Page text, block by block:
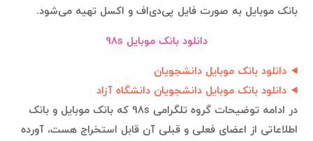
بانک موبایل به صورت فایل پی‌دی‌اف و اکسل تهیه می‌شود.
دانلود بانک موبایل 98s
دانلود بانک موبایل دانشجویان
دانلود بانک موبایل دانشجویان دانشگاه آزاد
در ادامه توضیحات گروه تلگرامی 98s که بانک موبایل و بانک
اطلاعاتی از اعضای فعلی و قبلی آن قابل استخراج هست، آورده